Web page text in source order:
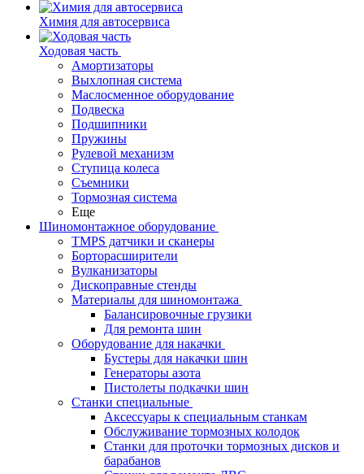
Химия для автосервиса
Ходовая часть
Амортизаторы
Выхлопная система
Маслосменное оборудование
Подвеска
Подшипники
Пружины
Рулевой механизм
Ступица колеса
Съемники
Тормозная система
Еще
Шиномонтажное оборудование
TMPS датчики и сканеры
Борторасширители
Вулканизаторы
Дископравные стенды
Материалы для шиномонтажа
Балансировочные грузики
Для ремонта шин
Оборудование для накачки
Бустеры для накачки шин
Генераторы азота
Пистолеты подкачки шин
Станки специальные
Аксессуары к специальным станкам
Обслуживание тормозных колодок
Станки для проточки тормозных дисков и
барабанов